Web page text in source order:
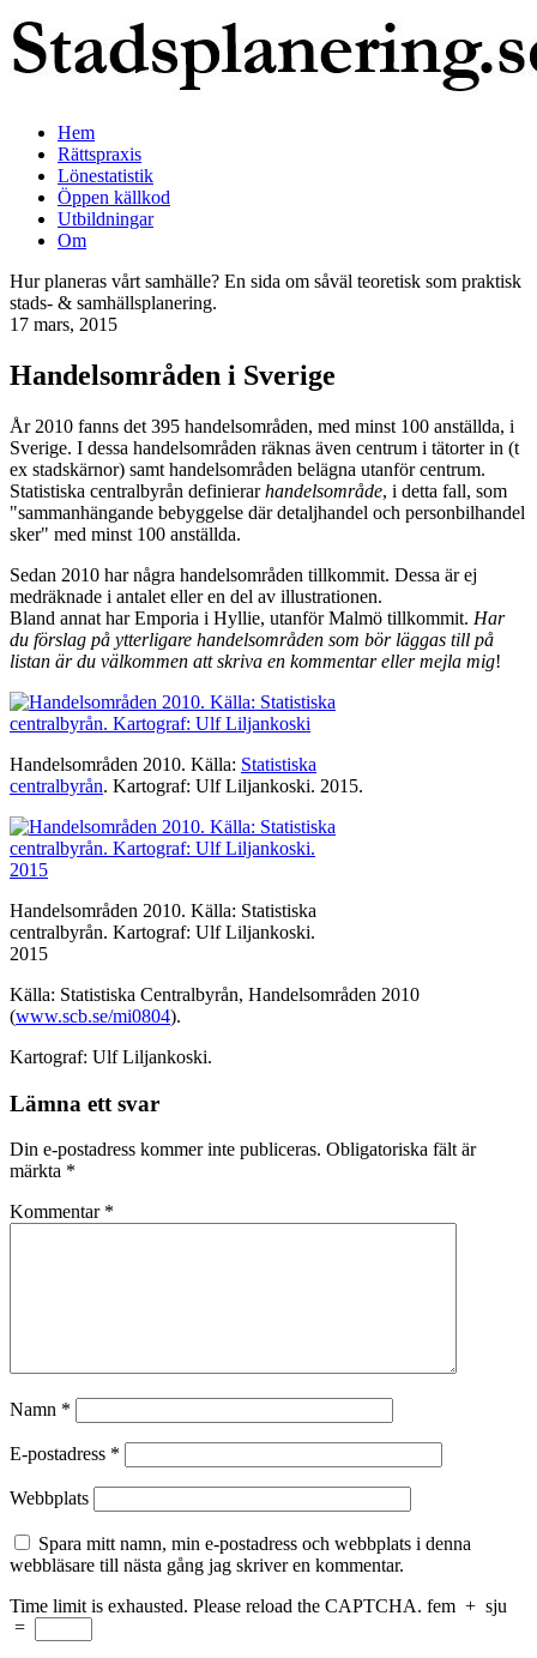
Hem
Rättspraxis
Lönestatistik
Öppen källkod
Utbildningar
Om
Hur planeras vårt samhälle? En sida om såväl teoretisk som praktisk
stads- & samhällsplanering.
17 mars, 2015
Handelsområden i Sverige
År 2010 fanns det 395 handelsområden, med minst 100 anställda, i
Sverige. I dessa handelsområden räknas även centrum i tätorter in (t
ex stadskärnor) samt handelsområden belägna utanför centrum.
Statistiska centralbyrån definierarhandelsområde, i detta fall, som
"sammanhängande bebyggelse där detaljhandel och personbilhandel
sker" med minst 100 anställda.
Sedan 2010 har några handelsområden tillkommit. Dessa är ej
medräknade i antalet eller en del av illustrationen.
Bland annat har Emporia i Hyllie, utanför Malmö tillkommit. Har
du förslag på ytterligare handelsområden som bör läggas till på
listan är du välkommen att skriva en kommentar eller mejla mig!
Handelsområden 2010. Källa: Statistiska
centralbyrån. Kartograf: Ulf Liljankoski. 2015.
Handelsområden 2010. Källa: Statistiska
centralbyrån. Kartograf: Ulf Liljankoski.
2015
Källa: Statistiska Centralbyrån, Handelsområden 2010
(www.scb.se/mi0804).
Kartograf: Ulf Liljankoski.
Lämna ett svar
Din e-postadress kommer inte publiceras. Obligatoriska fält är
märkta *
Kommentar *
Namn *
E-postadress *
Webbplats
Spara mitt namn, min e-postadress och webbplats i denna
webbläsare till nästa gång jag skriver en kommentar.
Time limit is exhausted. Please reload the CAPTCHA. fem + sju
=